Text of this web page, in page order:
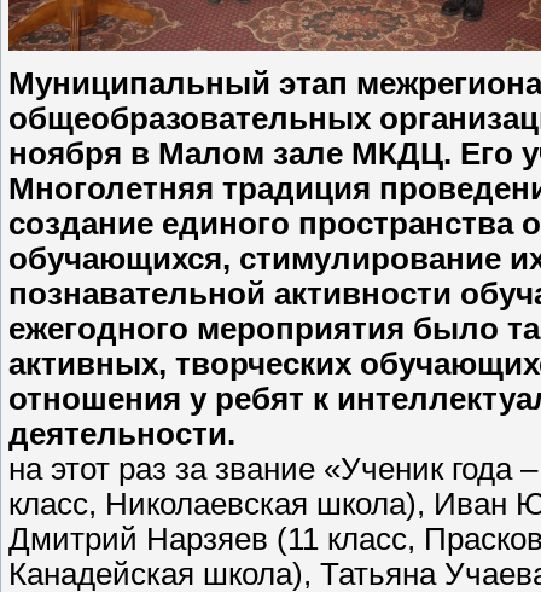
Муниципальный этап
общеобразовательных
ноября в Малом зале МКДЦ. Его
Многолетняя традиция
создание единого
обучающихся, стимулирование
познавательной активности
ежегодного мероприятия было
активных, творческих
отношения у ребят к
деятельности.
на этот раз за звание «Ученик
класс, Николаевская школа), Иван
Дмитрий Нарзяев (11 класс,
Канадейская школа), Татьяна